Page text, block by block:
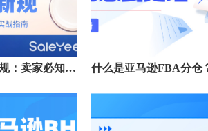
亚马逊AI人像图标注新规：卖家必知与AI工具实战指南